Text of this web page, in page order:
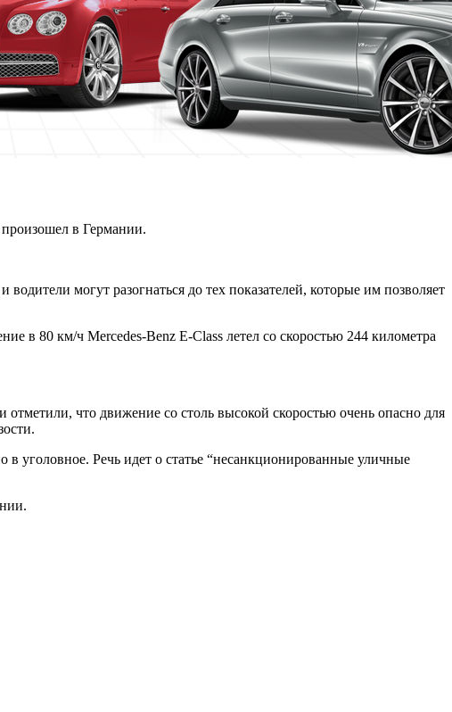
в Германии.
могут разогнаться до тех показателей, которые им позволяет
в 80 км/ч Mercedes-Benz E-Class летел со скоростью 244 километра
что движение со столь высокой скоростью очень опасно для
уголовное. Речь идет о статье “несанкционированные уличные